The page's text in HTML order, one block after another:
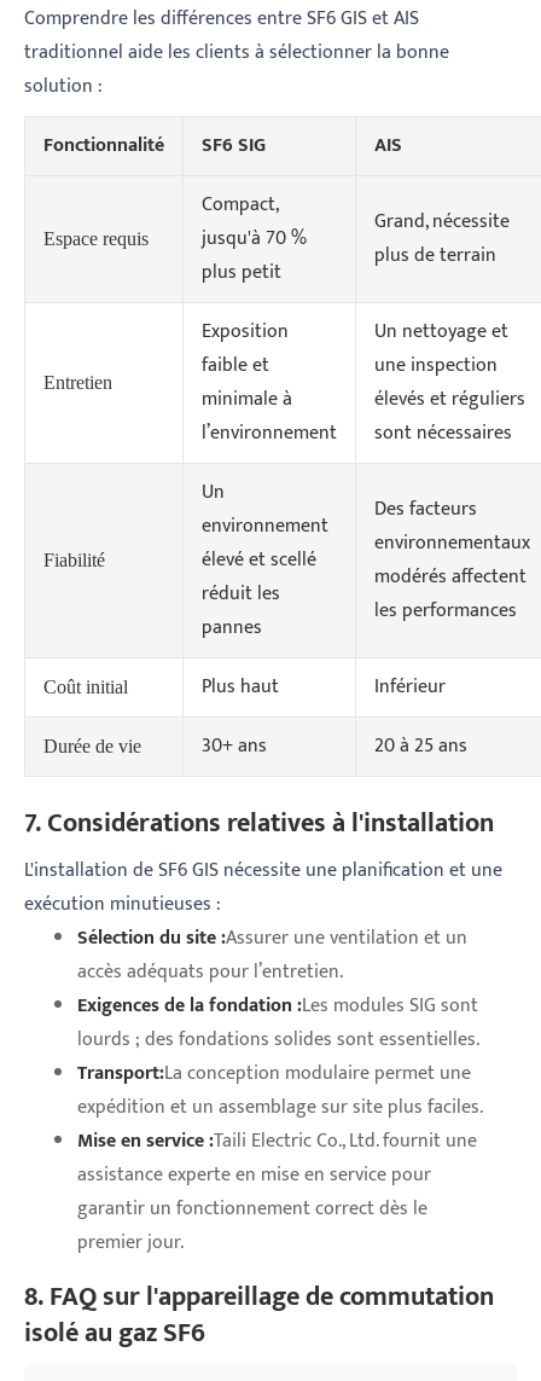
Comprendre les différences entre SF6 GIS et AIS
traditionnel aide les clients à sélectionner la bonne
solution :
Fonctionnalité
SF6 SIG AIS
Espace requis
Compact,
jusqu'à 70 %
plus petit
Grand, nécessite
plus de terrain
Entretien
Exposition
faible et
minimale à
l’environnement
Un nettoyage et
une inspection
élevés et réguliers
sont nécessaires
Fiabilité
Un
environnement
élevé et scellé
réduit les
pannes
Des facteurs
environnementaux
modérés affectent
les performances
Coût initial Plus haut Inférieur
Durée de vie 30+ ans 20 à 25 ans
7. Considérations relatives à l'installation
L'installation de SF6 GIS nécessite une planification et une
exécution minutieuses :
Sélection du site :Assurer une ventilation et un
accès adéquats pour l’entretien.
Exigences de la fondation :Les modules SIG sont
lourds ; des fondations solides sont essentielles.
Transport:La conception modulaire permet une
expédition et un assemblage sur site plus faciles.
Mise en service :Taili Electric Co., Ltd. fournit une
assistance experte en mise en service pour
garantir un fonctionnement correct dès le
premier jour.
8. FAQ sur l'appareillage de commutation
isolé au gaz SF6